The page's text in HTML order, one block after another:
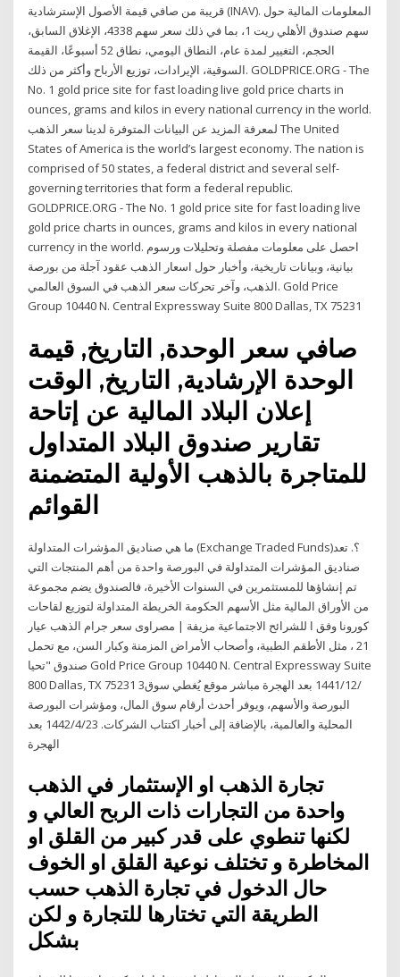
قريبة من صافي قيمة الأصول الإسترشادية (INAV). المعلومات المالية حول
سهم صندوق الأهلي ريت 1، بما في ذلك سعر سهم 4338، الإغلاق السابق،
الحجم، التغيير لمدة عام، النطاق اليومي، نطاق 52 أسبوعًا، القيمة
السوقية، الإيرادات، توزيع الأرباح وأكثر من ذلك. GOLDPRICE.ORG - The
No. 1 gold price site for fast loading live gold price charts in
ounces, grams and kilos in every national currency in the world.
لمعرفة المزيد عن البيانات المتوفرة لدينا سعر الذهب The United
States of America is the world’s largest economy. The nation is
comprised of 50 states, a federal district and several self-
governing territories that form a federal republic.
GOLDPRICE.ORG - The No. 1 gold price site for fast loading live
gold price charts in ounces, grams and kilos in every national
currency in the world. احصل على معلومات مفصلة وتحليلات ورسوم
بيانية، وبيانات تاريخية، وأخبار حول اسعار الذهب عقود آجلة من بورصة
الذهب، وآخر تحركات سعر الذهب في السوق العالمي. Gold Price
Group 10440 N. Central Expressway Suite 800 Dallas, TX 75231
صافي سعر الوحدة, التاريخ, قيمة
الوحدة الإرشادية, التاريخ, الوقت
إعلان البلاد المالية عن إتاحة
تقارير صندوق البلاد المتداول
للمتاجرة بالذهب الأولية المتضمنة
ما هي صناديق المؤشرات المتداولة (Exchange Traded Funds)؟. تعد
صناديق المؤشرات المتداولة في البورصة واحدة من أهم المنتجات التي
تم إنشاؤها للمستثمرين في السنوات الأخيرة، فالصندوق يضم مجموعة
من الأوراق المالية مثل الأسهم الحكومة الخريطة المتداولة لتوزيع لقاحات
كورونا وفق ا للشرائح الاجتماعية مزيفة | مصراوى سعر جرام الذهب عيار
21 ، مثل الأطقم الطبية، وأصحاب الأمراض المزمنة وكبار السن، مع تحمل
صندوق "تحيا Gold Price Group 10440 N. Central Expressway Suite
800 Dallas, TX 75231 3‏‏/12‏‏/1441 بعد الهجرة مباشر موقع يُغطي سوق
البورصة والأسهم، ويوفر أحدث أرقام سوق المال، ومؤشرات البورصة
المحلية والعالمية، بالإضافة إلى أخبار اكتتاب الشركات. 23‏‏/4‏‏/1442 بعد
الهجرة
تجارة الذهب او الإستثمار في الذهب
واحدة من التجارات ذات الربح العالي و
لكنها تنطوي على قدر كبير من القلق او
المخاطرة و تختلف نوعية القلق او الخوف
حال الدخول في تجارة الذهب حسب
الطريقة التي تختارها للتجارة و لكن
بشكل